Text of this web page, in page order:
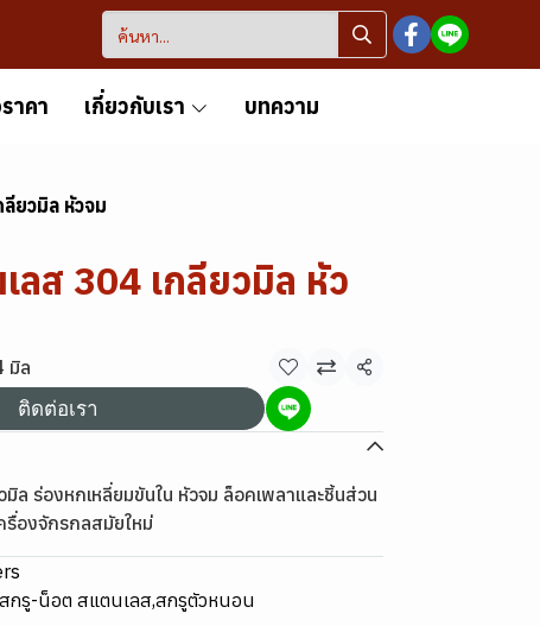
าคา เกี่ยวกับเรา บทความ
ยวมิล หัวจม
ลส 304 เกลียวมิล หัว
มิล
แชร์
ติดต่อเรา
ล ร่องหกเหลี่ยมขันใน หัวจม ล็อคเพลาและชิ้นส่วน
รื่องจักรกลสมัยใหม่
สกรู-น็อต สแตนเลส,สกรูตัวหนอน